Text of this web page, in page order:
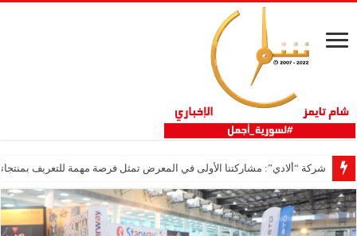
شركة “ألادي”: مشاركتنا الأولى في المعرض تمثل فرصة مهمة للتعريف